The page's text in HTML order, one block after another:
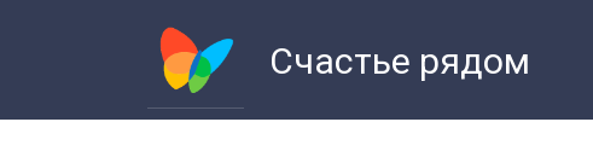
Счастье рядом